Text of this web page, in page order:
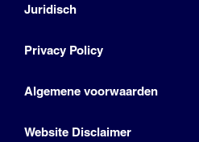
Juridisch
Privacy Policy
Algemene voorwaarden
Website Disclaimer